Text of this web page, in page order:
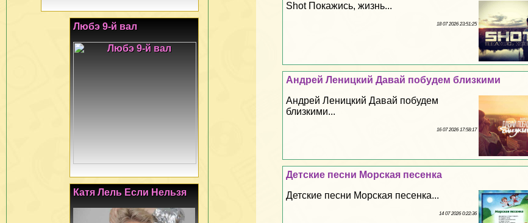
Shot Покажись, жизнь...
18 07 2026 23:51:25
Андрей Леницкий Давай побудем близкими
Андрей Леницкий Давай побудем
близкими...
16 07 2026 17:58:17
Детские песни Морская песенка
Детские песни Морская песенка...
14 07 2026 0:22:36
Любэ 9-й вал
Катя Лель Если Нельзя